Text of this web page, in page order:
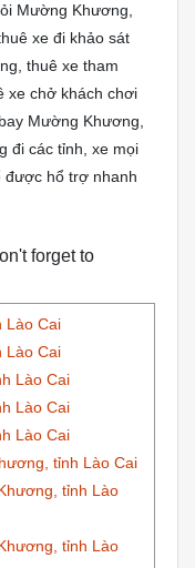
Mường Khương,
xe đi khảo sát
thuê xe tham
xe chở khách chơi
Mường Khương,
đi các tỉnh, xe mọi
được hổ trợ nhanh
forget to
Lào Cai
Lào Cai
Lào Cai
Lào Cai
Lào Cai
tỉnh Lào Cai
tỉnh Lào
tỉnh Lào